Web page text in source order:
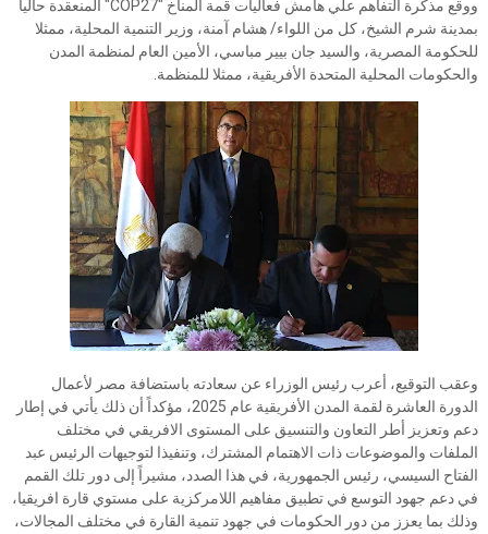
ووقع مذكرة التفاهم علي هامش فعاليات قمة المناخ "COP27" المنعقدة حالياً
بمدينة شرم الشيخ، كل من اللواء/ هشام آمنة، وزير التنمية المحلية، ممثلا
للحكومة المصرية، والسيد جان بيير مباسي، الأمين العام لمنظمة المدن
والحكومات المحلية المتحدة الأفريقية، ممثلا للمنظمة.
وعقب التوقيع، أعرب رئيس الوزراء عن سعادته باستضافة مصر لأعمال
الدورة العاشرة لقمة المدن الأفريقية عام 2025، مؤكداً أن ذلك يأتي في إطار
دعم وتعزيز أطر التعاون والتنسيق على المستوى الافريقي في مختلف
الملفات والموضوعات ذات الاهتمام المشترك، وتنفيذا لتوجيهات الرئيس عبد
الفتاح السيسي، رئيس الجمهورية، في هذا الصدد، مشيراً إلى دور تلك القمم
في دعم جهود التوسع في تطبيق مفاهيم اللامركزية على مستوي قارة افريقيا،
وذلك بما يعزز من دور الحكومات في جهود تنمية القارة في مختلف المجالات،